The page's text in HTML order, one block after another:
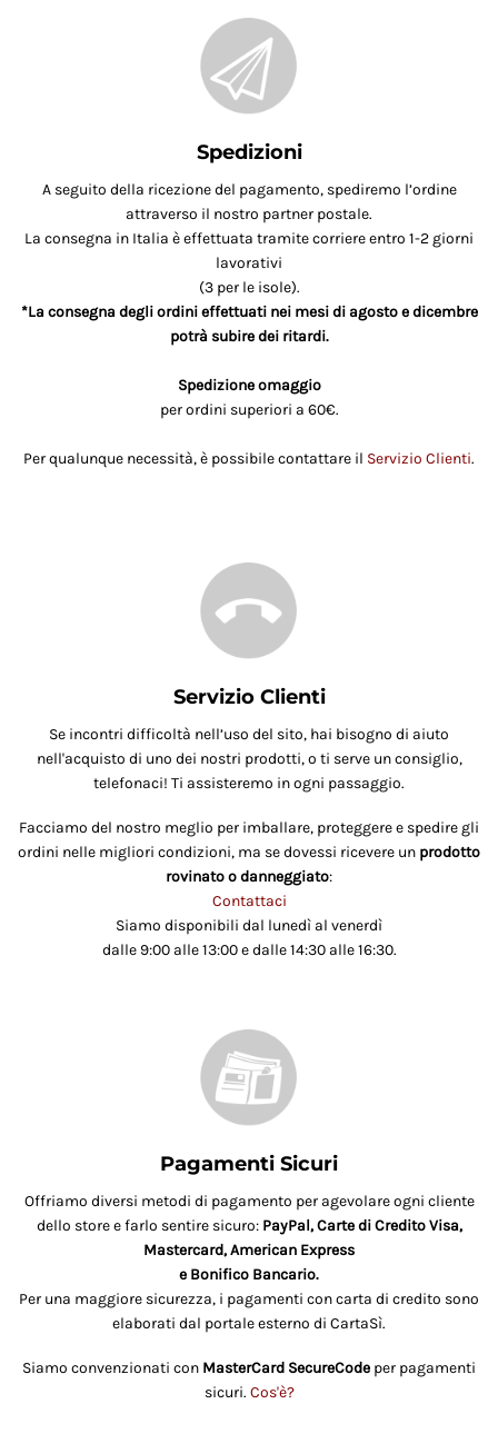
Spedizioni
A seguito della ricezione del pagamento, spediremo l’ordine
attraverso il nostro partner postale.
La consegna in Italia è effettuata tramite corriere entro 1-2 giorni
lavorativi
(3 per le isole).
*La consegna degli ordini effettuati nei mesi di agosto e dicembre
potrà subire dei ritardi.
Spedizione omaggio
per ordini superiori a 60€.
Per qualunque necessità, è possibile contattare il Servizio Clienti.
Servizio Clienti
Se incontri difficoltà nell’uso del sito, hai bisogno di aiuto
nell'acquisto di uno dei nostri prodotti, o ti serve un consiglio,
telefonaci! Ti assisteremo in ogni passaggio.
Facciamo del nostro meglio per imballare, proteggere e spedire gli
ordini nelle migliori condizioni, ma se dovessi ricevere un prodotto
rovinato o danneggiato:
Contattaci
Siamo disponibili dal lunedì al venerdì
dalle 9:00 alle 13:00 e dalle 14:30 alle 16:30.
Pagamenti Sicuri
Offriamo diversi metodi di pagamento per agevolare ogni cliente
dello store e farlo sentire sicuro: PayPal, Carte di Credito Visa,
Mastercard, American Express
e Bonifico Bancario.
Per una maggiore sicurezza, i pagamenti con carta di credito sono
elaborati dal portale esterno di CartaSì.
Siamo convenzionati con MasterCard SecureCode per pagamenti
sicuri. Cos'è?